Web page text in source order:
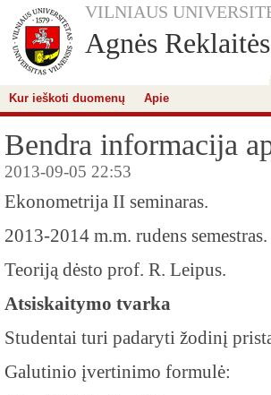
VILNIAUS
Agnės
Kur ieškoti duomenų Apie
Bendra informacija
2013-09-05 22:53
Ekonometrija II seminaras.
2013-2014 m.m. rudens semestras.
Teoriją dėsto prof. R. Leipus.
Atsiskaitymo tvarka
Studentai turi padaryti žodinį
Galutinio įvertinimo formulė: